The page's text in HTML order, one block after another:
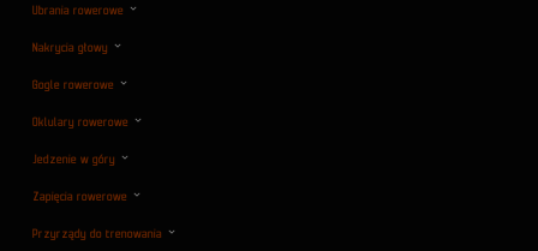
Ubrania rowerowe
Nakrycia głowy
Gogle rowerowe
Oklulary rowerowe
Jedzenie w góry
Zapięcia rowerowe
Przyrządy do trenowania